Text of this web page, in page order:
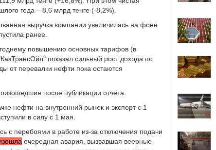
года – 8,6 млрд тенге (-8,2%).
выручка компании увеличилась на фоне
ранее.
повышению основных тарифов (в
показал сильный рост дохода по
от перевалки нефти пока остаются
после публикации отчета.
нефти на внутренний рынок и экспорт с 1
в силу с 1 мая.
с перебоями в работе из-за отключения подачи
очередная авария, вызвавшая веерные